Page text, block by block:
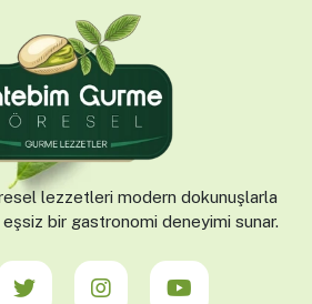
lezzetleri modern dokunuşlarla
bir gastronomi deneyimi sunar.